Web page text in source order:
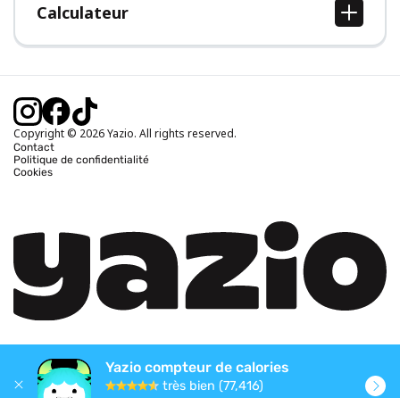
Calculateur
Calcul IMC
Calcul poids idéal
Calcul calories brûlées
Copyright © 2026 Yazio. All rights reserved.
Contact
Politique de confidentialité
Cookies
Yazio compteur de calories
très bien (77,416)